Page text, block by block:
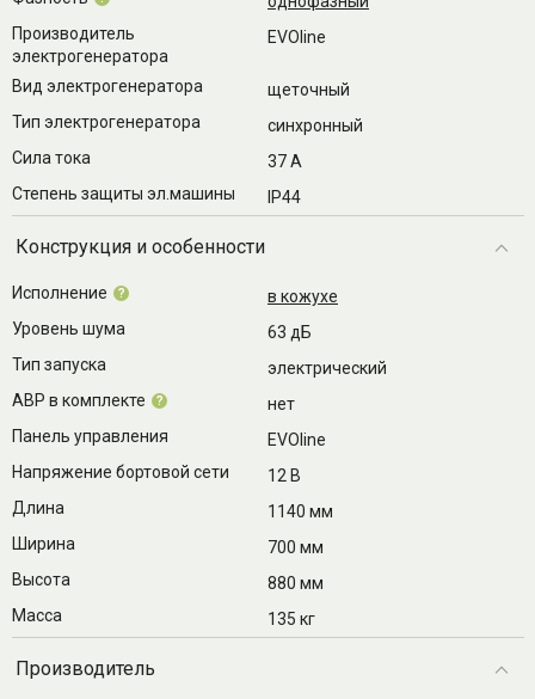
Производитель
электрогенератора
EVOline
Вид электрогенератора
щеточный
Тип электрогенератора
синхронный
Сила тока
37 A
Степень защиты эл.машины
IP44
Конструкция и особенности
Исполнение ?
в кожухе
Уровень шума
63 дБ
Тип запуска
электрический
АВР в комплекте
?
нет
Панель управления
EVOline
Напряжение бортовой сети
12 В
Длина
1140 мм
Ширина
700 мм
Высота
880 мм
Масса
135 кг
Производитель